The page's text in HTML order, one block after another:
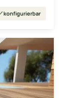
konfigurierbar